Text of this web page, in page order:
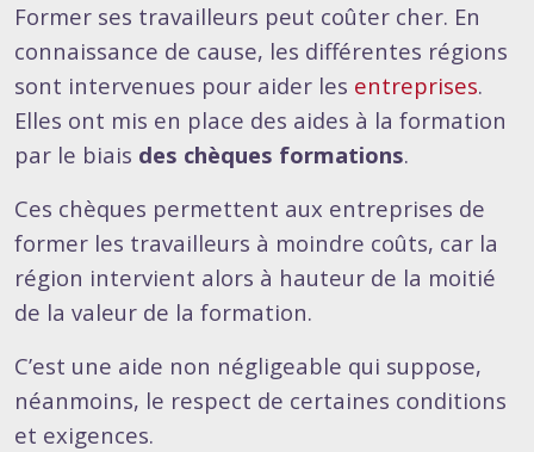
Former ses travailleurs peut coûter cher. En
connaissance de cause, les différentes régions
sont intervenues pour aider les entreprises.
Elles ont mis en place des aides à la formation
par le biais des chèques formations.
Ces chèques permettent aux entreprises de
former les travailleurs à moindre coûts, car la
région intervient alors à hauteur de la moitié
de la valeur de la formation.
C’est une aide non négligeable qui suppose,
néanmoins, le respect de certaines conditions
et exigences.